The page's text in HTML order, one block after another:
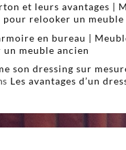
et leurs avantages |
pour relooker un meuble
en bureau |
un meuble ancien
son dressing sur
Les avantages d’un